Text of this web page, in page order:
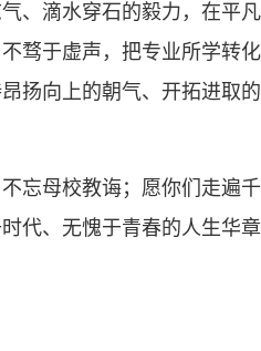
、滴水穿石的毅力，在平
骛于虚声，把专业所学转
扬向上的朝气、开拓进取
忘母校教诲；愿你们走遍
代、无愧于青春的人生华章